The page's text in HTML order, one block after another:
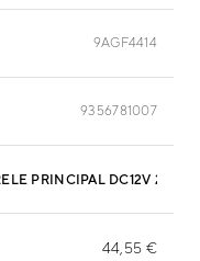
9AGF4414
9356781007
44,55 €